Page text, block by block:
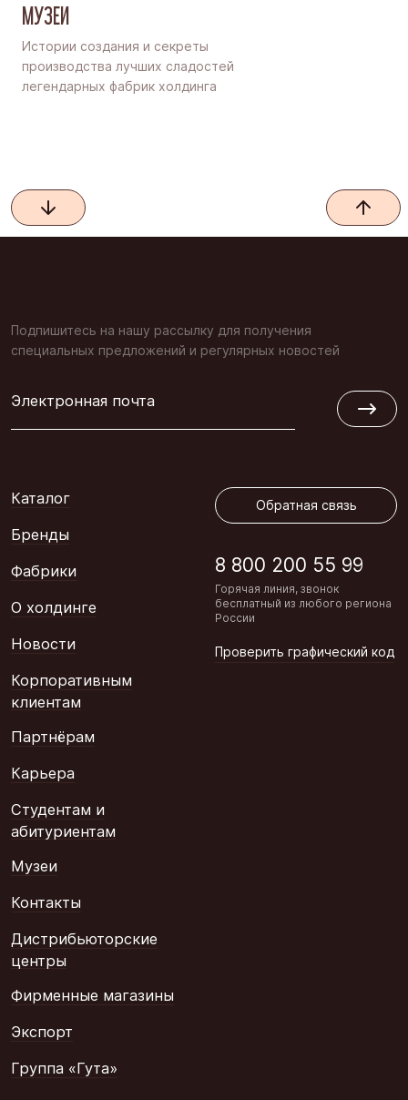
МУЗЕИ
Истории создания и секреты
производства лучших сладостей
легендарных фабрик холдинга
Подпишитесь на нашу рассылку для получения
специальных предложений и регулярных новостей
Электронная почта
Каталог
Бренды
Фабрики
О холдинге
Новости
Корпоративным
клиентам
Партнёрам
Карьера
Студентам и
абитуриентам
Музеи
Контакты
Дистрибьюторские
центры
Фирменные магазины
Экспорт
Группа «Гута»
Обратная связь
8 800 200 55 99
Горячая линия, звонок
бесплатный из любого региона
России
Проверить графический код